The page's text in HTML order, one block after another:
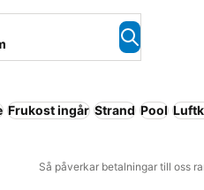
Frukost ingår Strand Pool
Så påverkar betalningar till oss